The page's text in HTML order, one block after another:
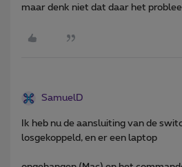
maar denk niet dat daar het
SamuelD
Ik heb nu de aansluiting van de
losgekoppeld, en er een laptop